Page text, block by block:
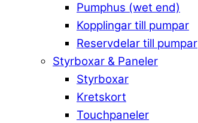
Pumphus (wet end)
Kopplingar till pumpar
Reservdelar till pumpar
Styrboxar & Paneler
Styrboxar
Kretskort
Touchpaneler